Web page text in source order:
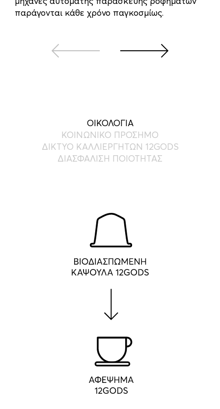
παράγονται κάθε χρόνο παγκοσμίως.
ΟΙΚΟΛΟΓΙΑ
ΚΟΙΝΩΝΙΚΟ ΠΡΟΣΗΜΟ
ΔΙΚΤΥΟ ΚΑΛΛΙΕΡΓΗΤΩΝ 12GODS
ΔΙΑΣΦΑΛΙΣΗ ΠΟΙΟΤΗΤΑΣ